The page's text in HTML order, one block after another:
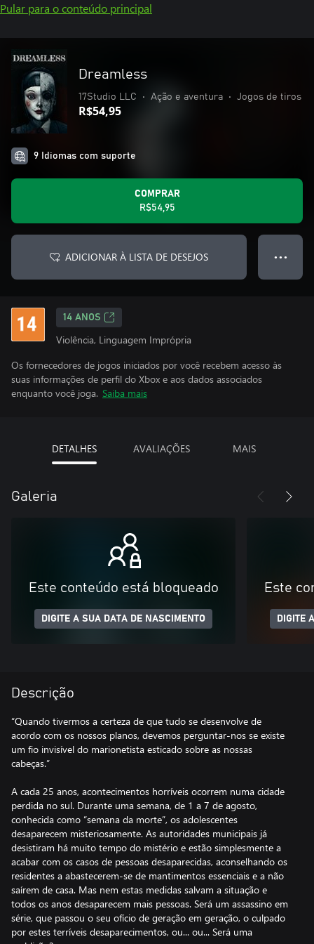
Pular para o conteúdo principal
Dreamless
17Studio LLC • Ação e aventura • Jogos de tiros
R$54,95
9 Idiomas com suporte
COMPRAR
R$54,95
ADICIONAR À LISTA DE DESEJOS ● ● ●
14 ANOS
Violência, Linguagem Imprópria
Os fornecedores de jogos iniciados por você recebem acesso às
suas informações de perfil do Xbox e aos dados associados
enquanto você joga. Saiba mais
DETALHES AVALIAÇÕES MAIS
Galeria
Este conteúdo está bloqueado
DIGITE A SUA DATA DE NASCIMENTO
Este
DIGITE
Descrição
“Quando tivermos a certeza de que tudo se desenvolve de
acordo com os nossos planos, devemos perguntar-nos se existe
um fio invisível do marionetista esticado sobre as nossas
cabeças.”
A cada 25 anos, acontecimentos horríveis ocorrem numa cidade
perdida no sul. Durante uma semana, de 1 a 7 de agosto,
conhecida como “semana da morte”, os adolescentes
desaparecem misteriosamente. As autoridades municipais já
desistiram há muito tempo do mistério e estão simplesmente a
acabar com os casos de pessoas desaparecidas, aconselhando os
residentes a abastecerem-se de mantimentos essenciais e a não
saírem de casa. Mas nem estas medidas salvam a situação e
todos os anos desaparecem mais pessoas. Será um assassino em
série, que passou o seu ofício de geração em geração, o culpado
por estes terríveis desaparecimentos, ou... ou... Será uma